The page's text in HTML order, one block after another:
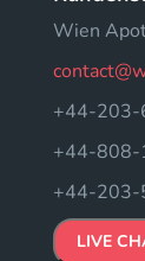
Wien
+44-
+44-
+44-
LIVE